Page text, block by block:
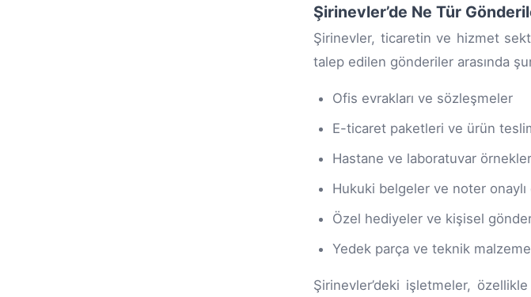
Şirinevler’de Ne Tür
Şirinevler, ticaretin ve hizmet
talep edilen gönderiler arasında
Ofis evrakları ve sözleşmeler
E-ticaret paketleri ve ürün
Hastane ve laboratuvar
Hukuki belgeler ve noter onaylı
Özel hediyeler ve kişisel
Yedek parça ve teknik
Şirinevler’deki işletmeler,